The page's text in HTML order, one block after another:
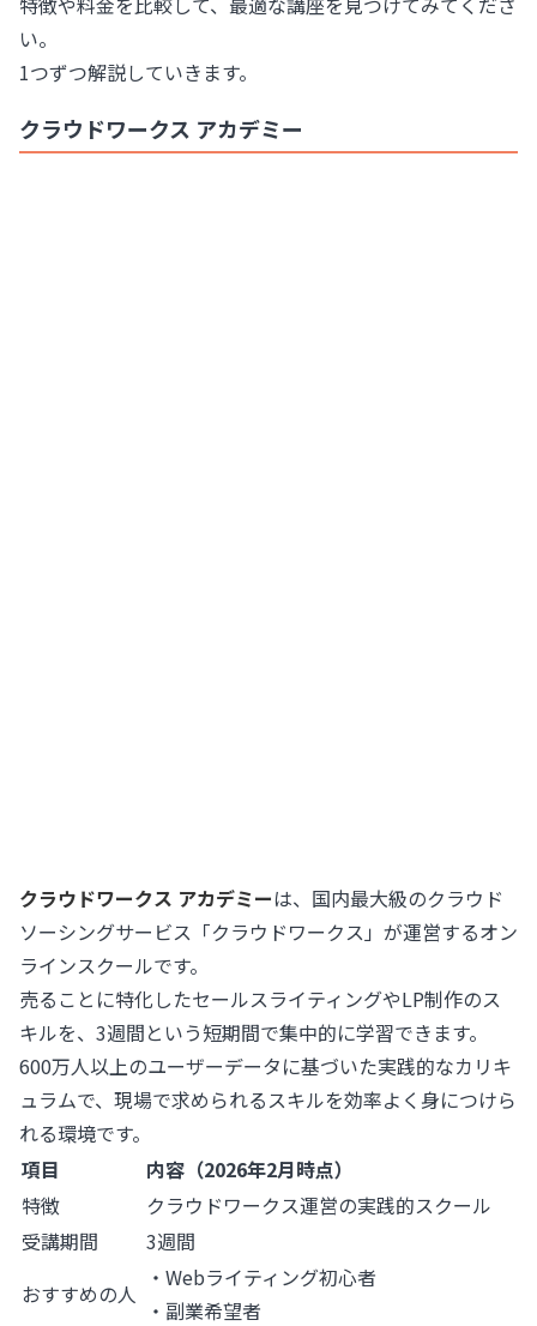
い。
1つずつ解説していきます。
クラウドワークス アカデミー
クラウドワークス アカデミーは、国内最大級のクラウド
ソーシングサービス「クラウドワークス」が運営するオン
ラインスクールです。
売ることに特化したセールスライティングやLP制作のス
キルを、3週間という短期間で集中的に学習できます。
600万人以上のユーザーデータに基づいた実践的なカリキ
ュラムで、現場で求められるスキルを効率よく身につけら
れる環境です。
項目
内容（2026年2月時点）
特徴
クラウドワークス運営の実践的スクール
受講期間
3週間
おすすめの人
・Webライティング初心者
・副業希望者